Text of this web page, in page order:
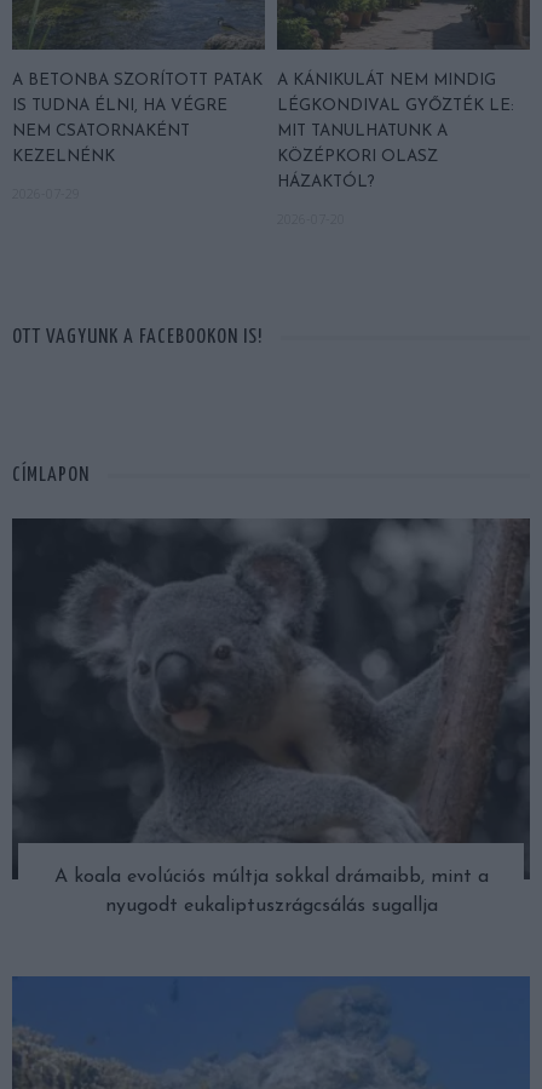
A BETONBA SZORÍTOTT PATAK
IS TUDNA ÉLNI, HA VÉGRE
NEM CSATORNAKÉNT
KEZELNÉNK
A KÁNIKULÁT NEM MINDIG
LÉGKONDIVAL GYŐZTÉK LE:
MIT TANULHATUNK A
KÖZÉPKORI OLASZ
HÁZAKTÓL?
OTT VAGYUNK A FACEBOOKON IS!
CÍMLAPON
A koala evolúciós múltja sokkal drámaibb, mint a
nyugodt eukaliptuszrágcsálás sugallja